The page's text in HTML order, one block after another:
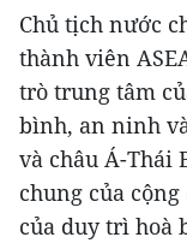
Chủ tịch nước
thành viên
trò trung tâm
bình, an ninh
và châu Á-Thái
chung của
của duy trì hoà